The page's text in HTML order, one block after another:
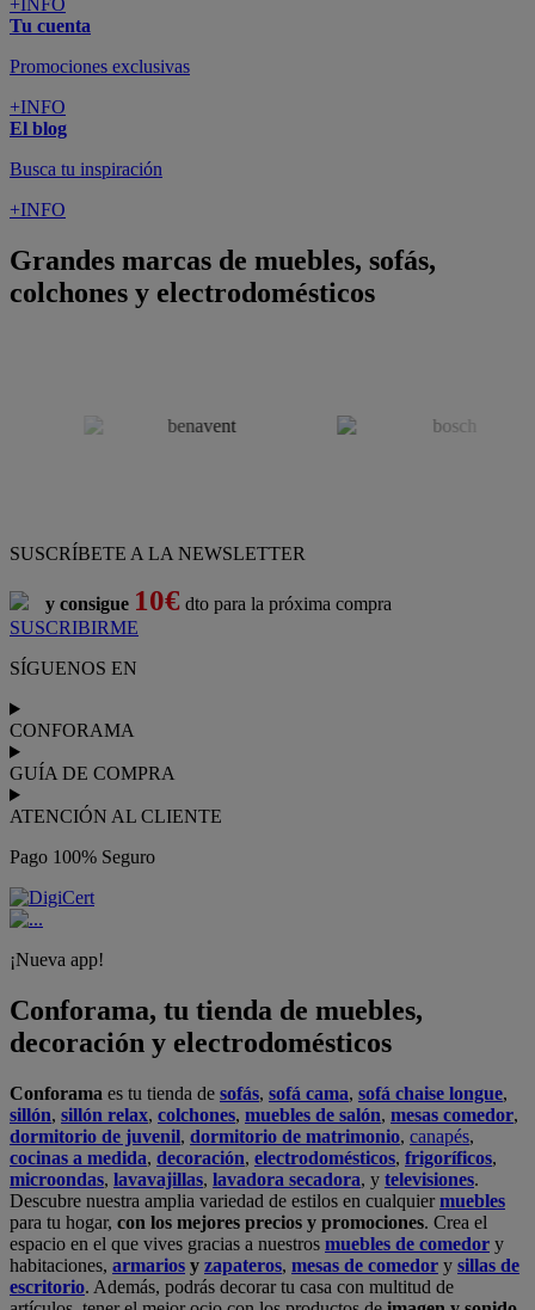
+INFO
Tu cuenta
Promociones exclusivas
+INFO
El blog
Busca tu inspiración
+INFO
Grandes marcas de muebles, sofás,
colchones y electrodomésticos
SUSCRÍBETE A LA NEWSLETTER
y consigue 10€ dto para la próxima compra
SUSCRIBIRME
SÍGUENOS EN
CONFORAMA
GUÍA DE COMPRA
ATENCIÓN AL CLIENTE
Pago 100% Seguro
¡Nueva app!
Conforama, tu tienda de muebles,
decoración y electrodomésticos
Conforama es tu tienda de sofás, sofá cama, sofá chaise longue,
sillón, sillón relax, colchones, muebles de salón, mesas comedor,
dormitorio de juvenil, dormitorio de matrimonio, canapés,
cocinas a medida, decoración, electrodomésticos, frigoríficos,
microondas, lavavajillas, lavadora secadora, y televisiones.
Descubre nuestra amplia variedad de estilos en cualquiermuebles
para tu hogar, con los mejores precios y promociones. Crea el
espacio en el que vives gracias a nuestros muebles de comedor y
habitaciones, armarios y zapateros, mesas de comedor y sillas de
escritorio. Además, podrás decorar tu casa con multitud de